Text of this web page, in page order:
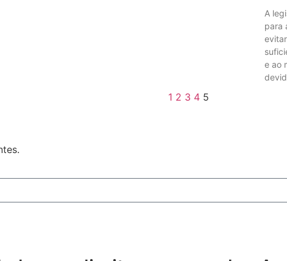
A
para
e ao
1 2 3 4 5